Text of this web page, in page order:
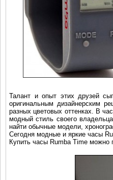
Талант и опыт этих друзей
оригинальным дизайнерским
разных цветовых оттенках. В
модный стиль своего
найти обычные модели,
Сегодня модные и яркие часы
Купить часы Rumba Time можно